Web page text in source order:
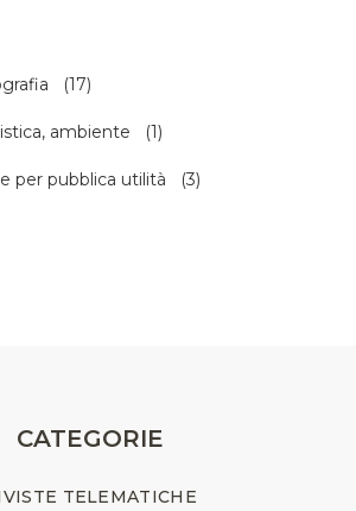
(17)
ambiente (1)
per pubblica utilità (3)
CATEGORIE
TELEMATICHE